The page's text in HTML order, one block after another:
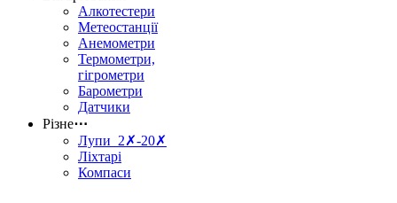
Алкотестери
Метеостанції
Анемометри
Термометри,
гігрометри
Барометри
Датчики
Різне⋯
Лупи 2✗-20✗
Ліхтарі
Компаси